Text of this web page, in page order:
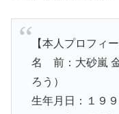
【本人プロフィー
名 前：大砂嵐
ろう）
生年月日：１９